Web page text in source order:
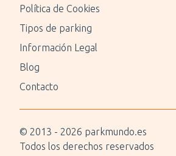
Política de Cookies
Tipos de parking
Información Legal
Blog
Contacto
© 2013 - 2026 parkmundo.es
Todos los derechos reservados